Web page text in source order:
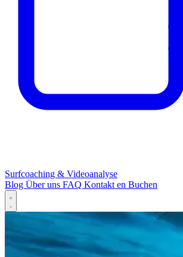
Surfcoaching & Videoanalyse
Blog Über uns FAQ Kontakten Buchen